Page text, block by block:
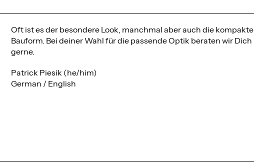
Oft ist es der besondere Look, manchmal aber auch die kompakte
Bauform. Bei deiner Wahl für die passende Optik beraten wir Dich
gerne.
Patrick Piesik (he/him)
German / English